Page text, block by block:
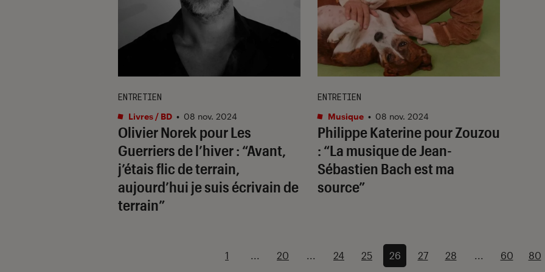
Olivier Norek pourLes
Guerriers de l’hiver: “Avant,
j’étais flic de terrain,
aujourd’hui je suis écrivain de
terrain”
ENTRETIEN
Livres / BD • 08 nov. 2024
Philippe Katerine pourZouzou
: “La musique de Jean-
Sébastien Bach est ma
source”
ENTRETIEN
Musique • 08 nov. 2024
1 ... 20 ... 24 25 26 27 28 ... 60 80